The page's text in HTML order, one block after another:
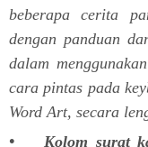
beberapa cerita
dengan panduan
dalam
cara pintas pada
Word Art, secara
• Kolom surat